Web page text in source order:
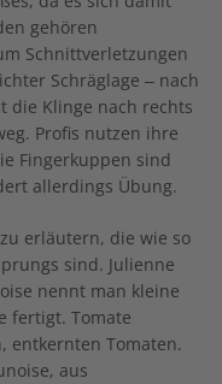
gehören
Schnittverletzungen
Schräglage – nach
die Klinge nach rechts
Profis nutzen ihre
Fingerkuppen sind
allerdings Übung.
erläutern, die wie so
sind. Julienne
nennt man kleine
fertigt. Tomate
entkernten Tomaten.
aus